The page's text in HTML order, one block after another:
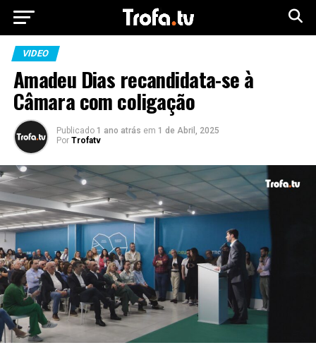
VIDEO
Amadeu Dias recandidata-se à
Câmara com coligação
Publicado 1 ano atrás em 1 de Abril, 2025
Por Trofatv